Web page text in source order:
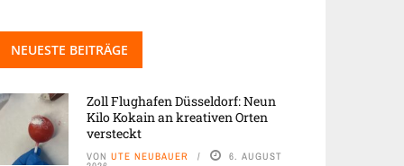
NEUESTE BEITRÄGE
Zoll Flughafen Düsseldorf: Neun
Kilo Kokain an kreativen Orten
versteckt
VON UTE NEUBAUER 6. AUGUST